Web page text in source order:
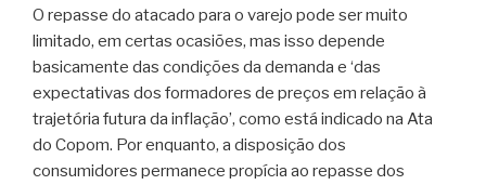
O repasse do atacado para o varejo pode ser muito
limitado, em certas ocasiões, mas isso depende
basicamente das condições da demanda e ‘das
expectativas dos formadores de preços em relação à
trajetória futura da inflação’, como está indicado na Ata
do Copom. Por enquanto, a disposição dos
consumidores permanece propícia ao repasse dos